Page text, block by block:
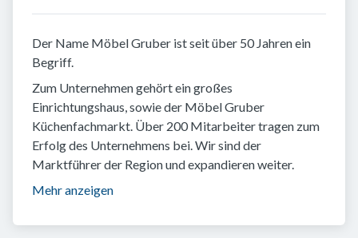
Der Name Möbel Gruber ist seit über 50 Jahren ein
Begriff.
Zum Unternehmen gehört ein großes
Einrichtungshaus, sowie der Möbel Gruber
Küchenfachmarkt. Über 200 Mitarbeiter tragen zum
Erfolg des Unternehmens bei. Wir sind der
Marktführer der Region und expandieren weiter.
Mehr anzeigen